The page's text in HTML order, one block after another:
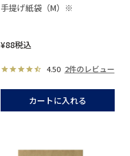
手提げ紙袋（M）※
¥88税込
4.50 2件のレビュー
カートに入れる